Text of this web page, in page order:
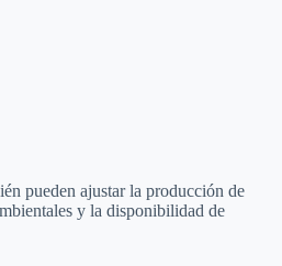
pueden ajustar la producción de
y la disponibilidad de